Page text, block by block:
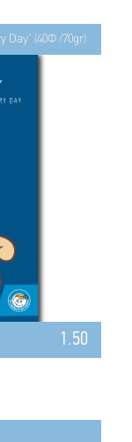
Day" (40Φ./70gr)
1.50